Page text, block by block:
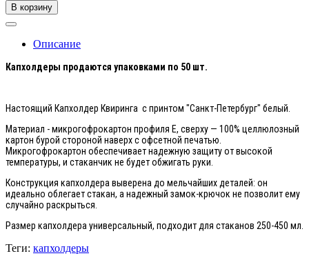
В корзину
Описание
Капхолдеры продаются упаковками по 50 шт.
Настоящий Капхолдер Квиринга с принтом "Санкт-Петербург" белый.
Материал - микрогофрокартон профиля Е, сверху — 100% целлюлозный
картон бурой стороной наверх с офсетной печатью.
Микрогофрокартон обеспечивает надежную защиту от высокой
температуры, и стаканчик не будет обжигать руки.
Конструкция капхолдера выверена до мельчайших деталей: он
идеально облегает стакан, а надежный замок-крючок не позволит ему
случайно раскрыться.
Размер капхолдера универсальный, подходит для стаканов 250-450 мл.
Теги: капхолдеры